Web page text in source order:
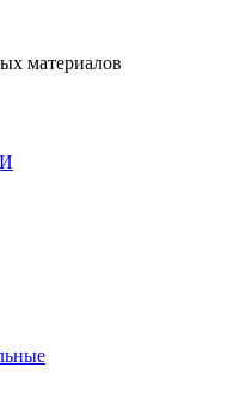
материалов